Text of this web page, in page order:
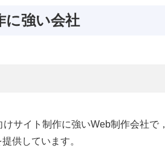
に強い会社
サイト制作に強いWeb制作会社で，
供しています。